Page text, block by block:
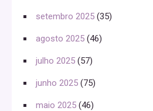
setembro 2025 (35)
agosto 2025 (46)
julho 2025 (57)
junho 2025 (75)
maio 2025 (46)